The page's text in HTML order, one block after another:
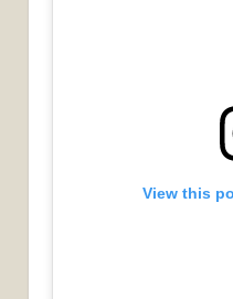
View this